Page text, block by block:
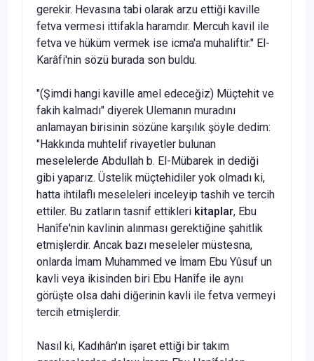
gerekir. Hevasına tabi olarak arzu ettiği kaville
fetva vermesi ittifakla haramdır. Mercuh kavil ile
fetva ve hüküm ver­mek ise icma'a muhaliftir." El-
Karâfi'nin sözü burada son buldu.
"(Şimdi hangi kaville amel edeceğiz) Müçtehit ve
fakih kalmadı" di­yerek Ulemanın muradını
anlamayan birisinin sözüne karşılık şöyle dedim:
"Hakkında muhtelif rivayetler bulunan
meselelerde Abdul­lah b. El-Mübarek in dediği
gibi yaparız. Üstelik müçtehidiler yok ol­madı ki,
hatta ihtilaflı meseleleri inceleyip tashih ve tercih
ettiler. Bu zatların tasnif ettikleri kitaplar, Ebu
Hanîfe'nin kavlinin alınması ge­rektiğine şahitlik
etmişlerdir. Ancak bazı meseleler müstesna,
onlarda İmam Muhammed ve İmam Ebu Yûsuf un
kavli veya ikisinden biri Ebu Hanîfe ile aynı
görüşte olsa dahi diğerinin kavli ile fetva vermeyi
ter­cih etmişlerdir.
Nasıl ki, Kadıhân'ın işaret ettiği bir takım